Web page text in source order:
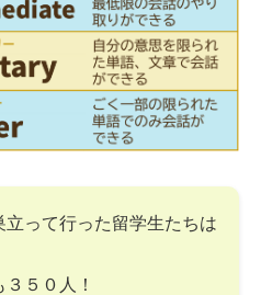
って行った留学生たちは
５０人！